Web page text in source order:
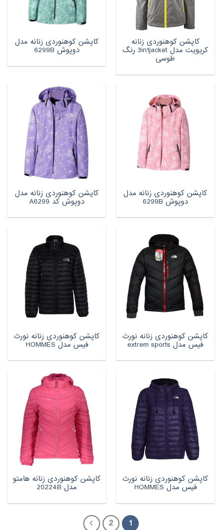
کاپشن کوهنوردی زنانه
کریویت مدل 3in1jacket رنگ
طوسی
کاپشن کوهنوردی زنانه مدل
دوپوش 6299B
کاپشن کوهنوردی زنانه مدل
دوپوش 6299B
کاپشن کوهنوردی زنانه مدل
دوپوش کد A6299
کاپشن کوهنوردی زنانه نورث
فیس مدل extrem sports
کاپشن کوهنوردی زنانه نورث
فیس مدل HOMMES
کاپشن کوهنوردی زنانه نورث
فیس مدل HOMMES
کاپشن کوهنوردی زنانه هامتو
مدل 20224B
1
2